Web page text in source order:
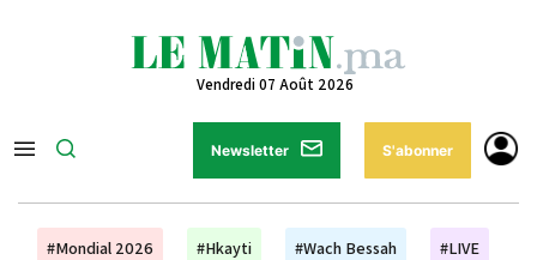
Vendredi 07 Août 2026
Newsletter S'abonner
#Mondial 2026 #Hkayti #Wach Bessah #LIVE